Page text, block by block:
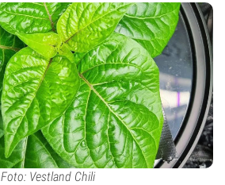
Foto: Vestland Chili